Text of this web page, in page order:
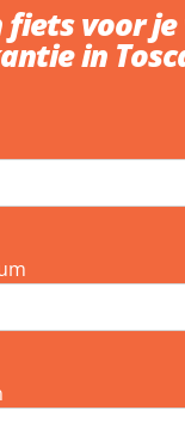
fiets voor
in